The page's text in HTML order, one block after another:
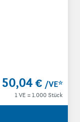
50,04 € /VE*
1 VE = 1.000 Stück